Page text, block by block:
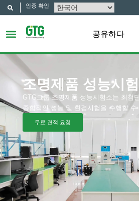
인증 확인
공유하다
조명제품 성능시
GTG그룹 조명제품 성능시험소는 최첨
종합적인 성능 및 환경시험을 수행할 수
무료 견적 요청